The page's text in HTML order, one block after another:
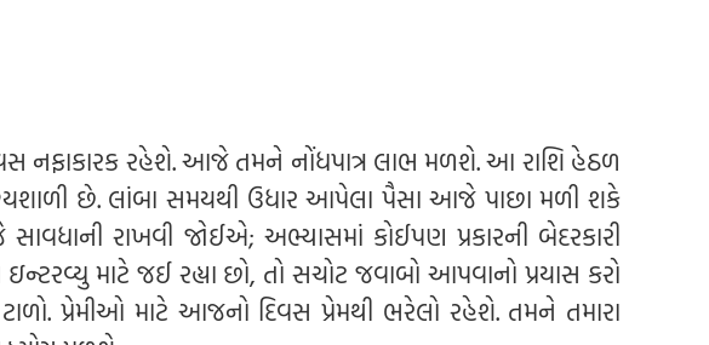
નફાકારક રહેશે. આજે તમને નોંધપાત્ર લાભ મળશે. આ રાશિ હેઠળ
છે. લાંબા સમયથી ઉધાર આપેલા પૈસા આજે પાછા મળી શકે
રાખવી જોઈએ; અભ્યાસમાં કોઈપણ પ્રકારની બેદરકારી
માટે જઈ રહ્યા છો, તો સચોટ જવાબો આપવાનો પ્રયાસ કરો
પ્રેમીઓ માટે આજનો દિવસ પ્રેમથી ભરેલો રહેશે. તમને તમારા